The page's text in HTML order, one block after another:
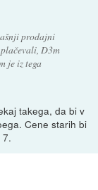
prodajni
D3m
je iz tega
takega, da bi v
Cene starih bi